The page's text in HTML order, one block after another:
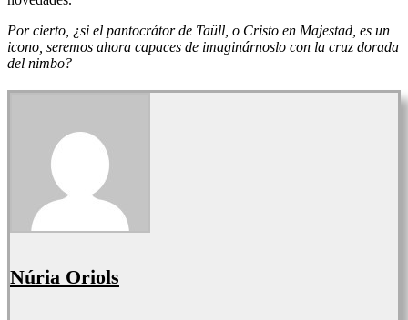
Por cierto, ¿si el pantocrátor de Taüll, o Cristo en Majestad, es un
icono, seremos ahora capaces de imaginárnoslo con la cruz dorada
del nimbo?
Núria Oriols